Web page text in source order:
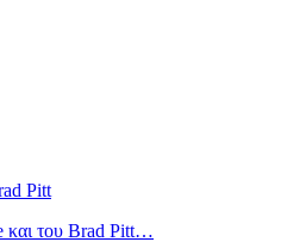
και του Brad Pitt…